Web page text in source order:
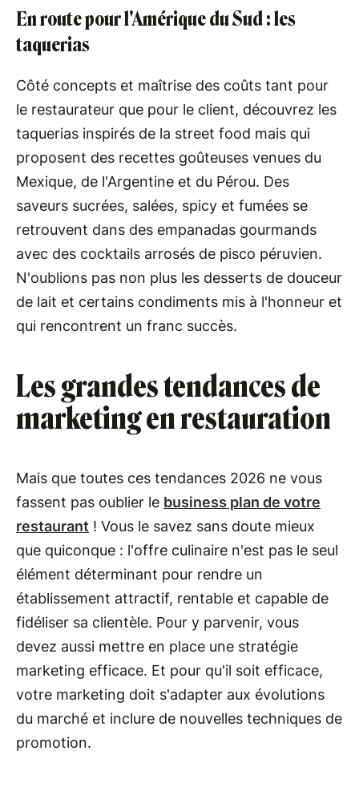
En route pour l'Amérique du Sud : les
taquerias
Côté concepts et maîtrise des coûts tant pour
le restaurateur que pour le client, découvrez les
taquerias inspirés de la street food mais qui
proposent des recettes goûteuses venues du
Mexique, de l'Argentine et du Pérou. Des
saveurs sucrées, salées, spicy et fumées se
retrouvent dans des empanadas gourmands
avec des cocktails arrosés de pisco péruvien.
N'oublions pas non plus les desserts de douceur
de lait et certains condiments mis à l'honneur et
qui rencontrent un franc succès.
Les grandes tendances de
marketing en restauration
Mais que toutes ces tendances 2026 ne vous
fassent pas oublier le business plan de votre
restaurant ! Vous le savez sans doute mieux
que quiconque : l'offre culinaire n'est pas le seul
élément déterminant pour rendre un
établissement attractif, rentable et capable de
fidéliser sa clientèle. Pour y parvenir, vous
devez aussi mettre en place une stratégie
marketing efficace. Et pour qu'il soit efficace,
votre marketing doit s'adapter aux évolutions
du marché et inclure de nouvelles techniques de
promotion.